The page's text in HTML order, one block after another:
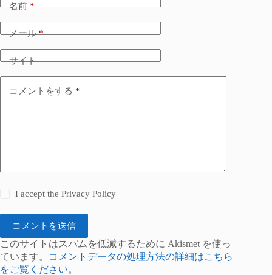
名前*
メール*
サイト
コメントをする *
I accept thePrivacy Policy
コメントを送信
このサイトはスパムを低減するために Akismet を使っ
ています。
コメントデータの処理方法の詳細はこちら
をご覧ください。